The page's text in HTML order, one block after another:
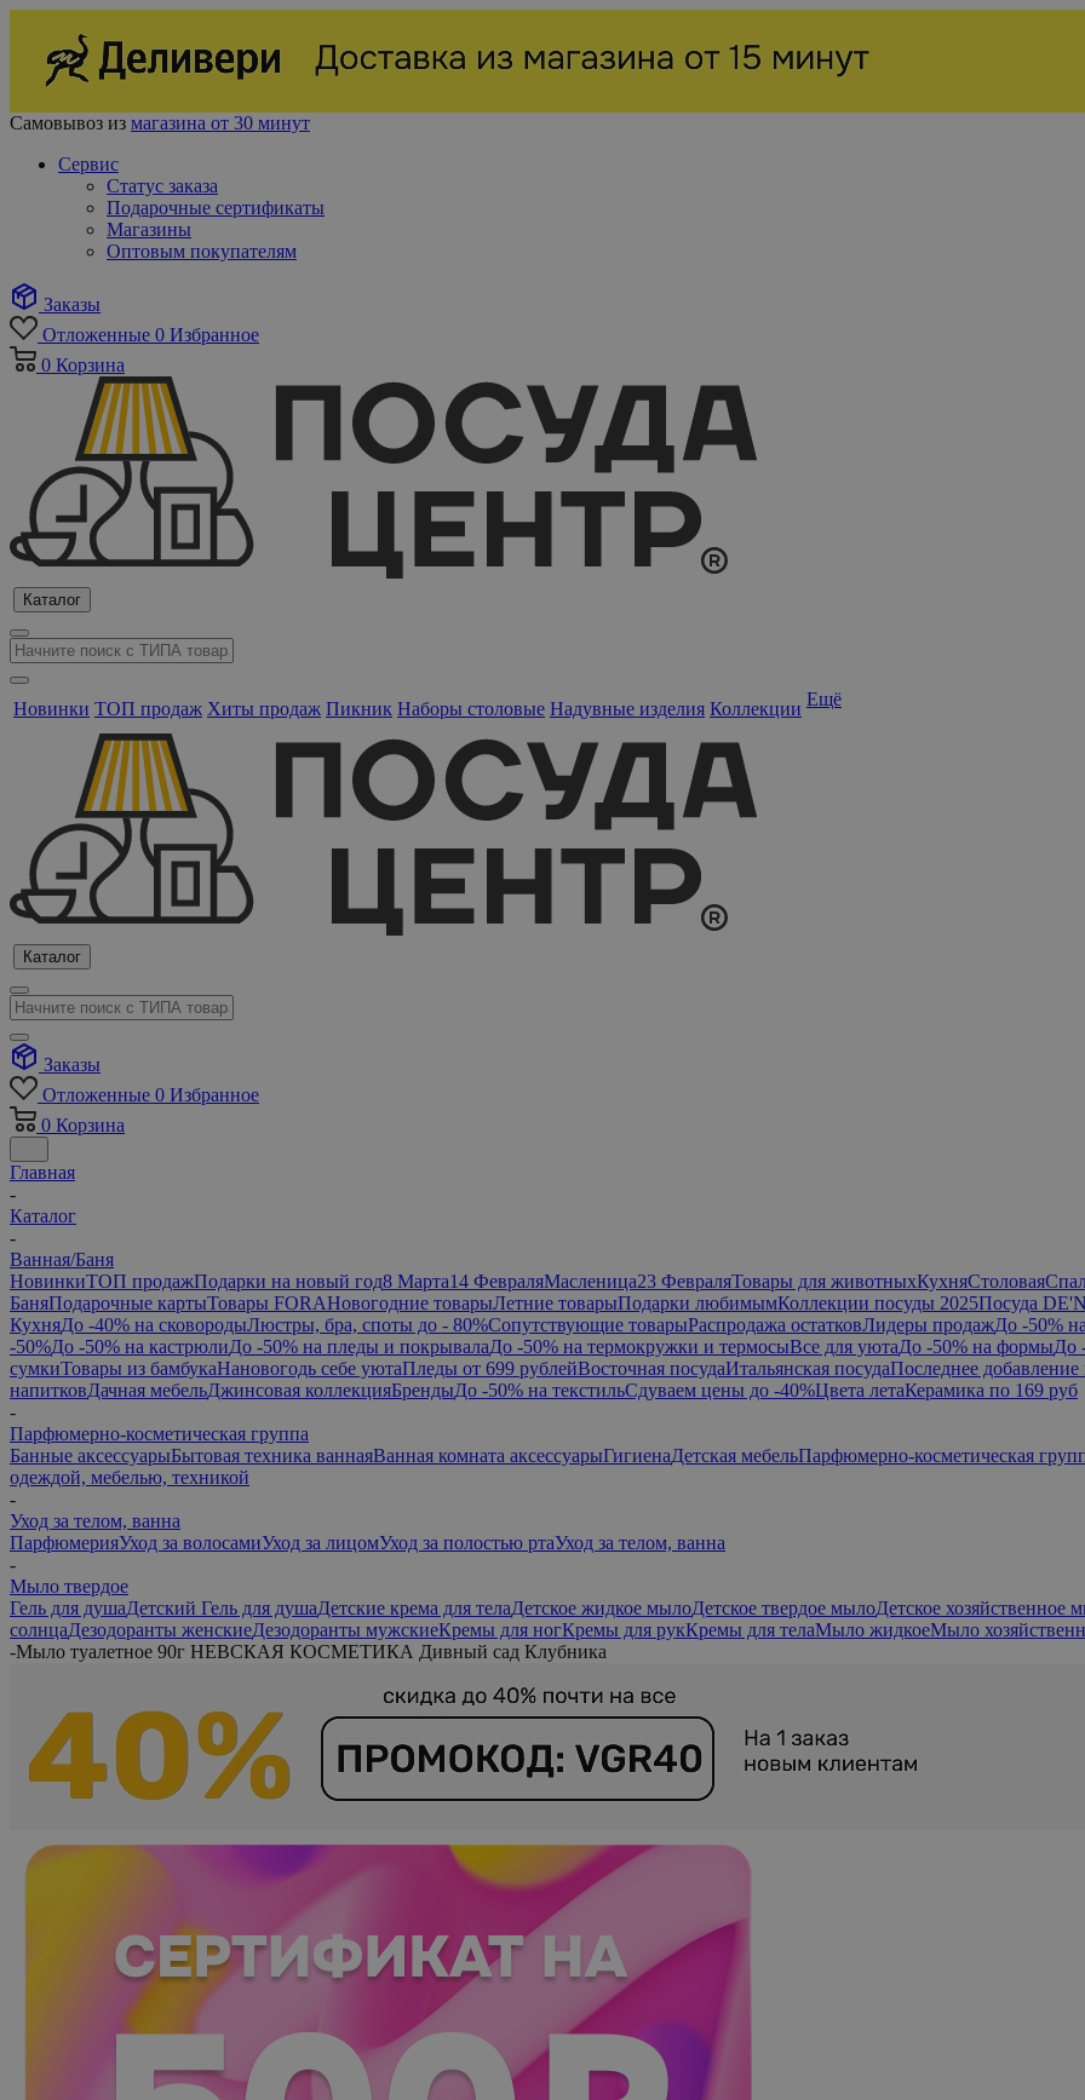
Самовывоз из магазина от 30 минут
Сервис
Статус заказа
Подарочные сертификаты
Магазины
Оптовым покупателям
Заказы
Отложенные 0 Избранное
0 Корзина
Каталог
Новинки ТОП продаж Хиты продаж Пикник Наборы столовые Надувные изделия Коллекции Ещё
Каталог
Заказы
Отложенные 0 Избранное
0 Корзина
Главная
-
Каталог
-
Ванная/Баня
НовинкиТОП продажПодарки на новый год8 Марта14 ФевраляМасленица23 ФевраляТовары для животныхКухняСтоловая
БаняПодарочные картыТовары FORAНовогодние товарыЛетние товарыПодарки любимымКоллекции посуды 2025Посуда
КухняДо -40% на сковородыЛюстры, бра, споты до - 80%Сопутствующие товарыРаспродажа остатковЛидеры продажДо -50%
-50%До -50% на кастрюлиДо -50% на пледы и покрывалаДо -50% на термокружки и термосыВсе для уютаДо -50% на формыДо
сумкиТовары из бамбукаНановогодь себе уютаПледы от 699 рублейВосточная посудаИтальянская посудаПоследнее добавление
напитковДачная мебельДжинсовая коллекцияБрендыДо -50% на текстильСдуваем цены до -40%Цвета летаКерамика по 169 руб
-
Парфюмерно-косметическая группа
Банные аксессуарыБытовая техника ваннаяВанная комната аксессуарыГигиенаДетская мебельПарфюмерно-косметическая
одеждой, мебелью, техникой
-
Уход за телом, ванна
ПарфюмерияУход за волосамиУход за лицомУход за полостью ртаУход за телом, ванна
-
Мыло твердое
Гель для душаДетский Гель для душаДетские крема для телаДетское жидкое мылоДетское твердое мылоДетское хозяйственное
солнцаДезодоранты женскиеДезодоранты мужскиеКремы для ногКремы для рукКремы для телаМыло жидкоеМыло
-Мыло туалетное 90г НЕВСКАЯ КОСМЕТИКА Дивный сад Клубника